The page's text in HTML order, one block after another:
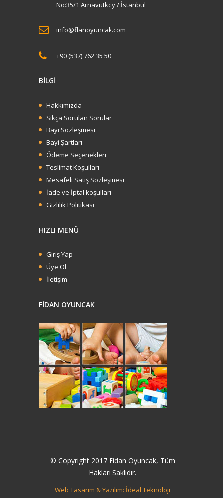
BARKOD: (8697869090338)KOD=338 koli
içi adet: 12
No:35/1 Arnavutköy / İstanbul
info@fidanoyuncak.com
+90 (537) 762 35 50
BİLGİ
Hakkımızda
Sıkça Sorulan Sorular
Bayi Sözleşmesi
Bayi Şartları
Ödeme Seçenekleri
Teslimat Koşulları
Mesafeli Satış Sözleşmesi
İade ve İptal koşulları
Gizlilik Politikası
HIZLI MENÜ
Giriş Yap
Üye Ol
İletişim
FİDAN OYUNCAK
© Copyright 2017 Fidan Oyuncak, Tüm
Hakları Saklıdır.
Web Tasarım & Yazılım: İdeal Teknoloji